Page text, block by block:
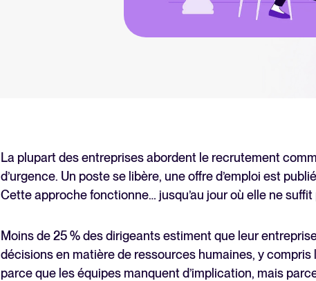
Tellent Recruitee
En
La plupart des entreprises abordent le recrutement
d’urgence. Un poste se libère, une offre d’emploi est
Cette approche fonctionne… jusqu’au jour où elle ne suffit
Moins de 25 % des dirigeants estiment que leur
décisions en matière de ressources humaines, y compris
parce que les équipes manquent d’implication, mais